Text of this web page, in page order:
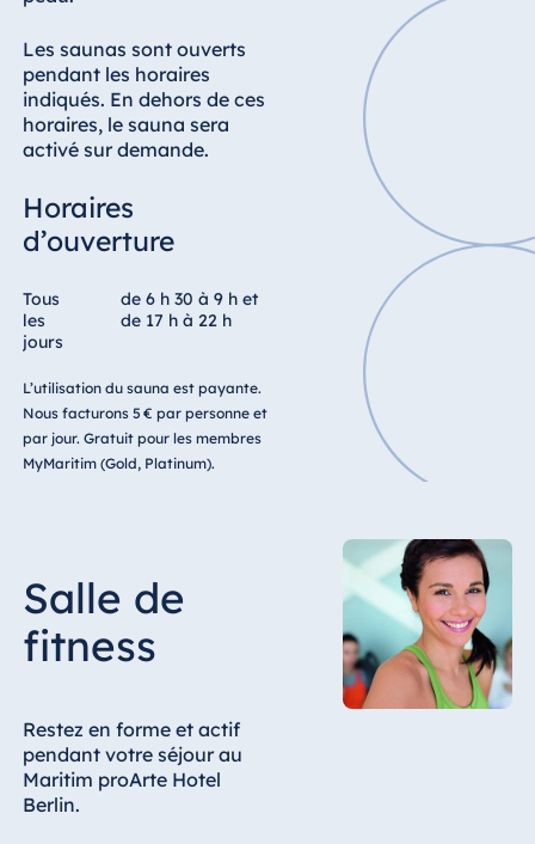
Hotel Amelia
Chine
Garden
Hotel &
Center Taicang
Italie
Resort Calabria
Antonine Hotel &
Spa Malta
Maurice
Resort & Spa
Mauritius
Les saunas sont ouverts
pendant les horaires
indiqués. En dehors de ces
horaires, le sauna sera
activé sur demande.
Horaires
d’ouverture
Tous
les
jours
de 6 h 30 à 9 h et
de 17 h à 22 h
L’utilisation du sauna est payante.
Nous facturons 5 € par personne et
par jour. Gratuit pour les membres
MyMaritim (Gold, Platinum).
Salle de
fitness
Restez en forme et actif
pendant votre séjour au
Maritim proArte Hotel
Berlin.